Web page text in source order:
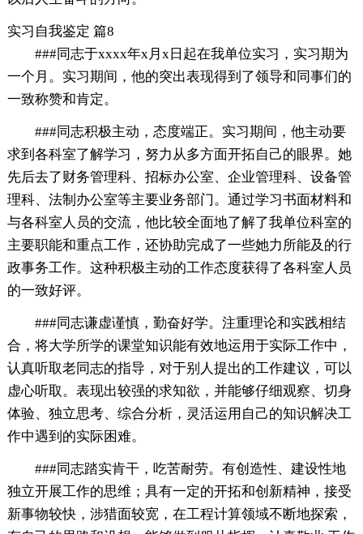
实习自我鉴定 篇8
###同志于xxxx年x月x日起在我单位实习，实习期为
一个月。实习期间，他的突出表现得到了领导和同事们的
一致称赞和肯定。
###同志积极主动，态度端正。实习期间，他主动要
求到各科室了解学习，努力从多方面开拓自己的眼界。她
先后去了财务管理科、招标办公室、企业管理科、设备管
理科、法制办公室等主要业务部门。通过学习书面材料和
与各科室人员的交流，他比较全面地了解了我单位科室的
主要职能和重点工作，还协助完成了一些她力所能及的行
政事务工作。这种积极主动的工作态度获得了各科室人员
的一致好评。
###同志谦虚谨慎，勤奋好学。注重理论和实践相结
合，将大学所学的课堂知识能有效地运用于实际工作中，
认真听取老同志的指导，对于别人提出的工作建议，可以
虚心听取。表现出较强的求知欲，并能够仔细观察、切身
体验、独立思考、综合分析，灵活运用自己的知识解决工
作中遇到的实际困难。
###同志踏实肯干，吃苦耐劳。有创造性、建设性地
独立开展工作的思维；具有一定的开拓和创新精神，接受
新事物较快，涉猎面较宽，在工程计算领域不断地探索，